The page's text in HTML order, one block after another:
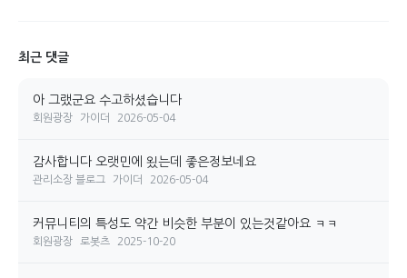
최근 댓글
아 그랬군요 수고하셨습니다
회원광장 가이더 2026-05-04
감사합니다 오랫민에 욌는데 좋은정보네요
관리소장 블로그 가이더 2026-05-04
커뮤니티의 특성도 약간 비슷한 부분이 있는것같아요 ㅋㅋ
회원광장 로봇츠 2025-10-20